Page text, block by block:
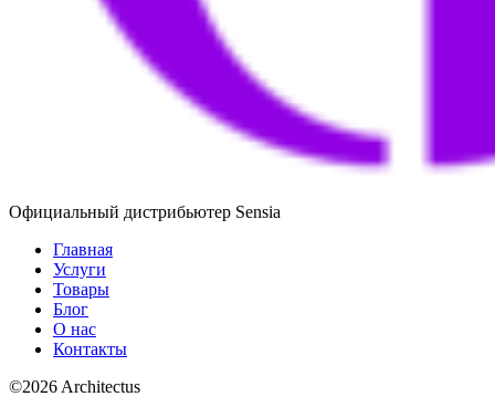
Официальный дистрибьютер Sensia
Главная
Услуги
Товары
Блог
О нас
Контакты
©2026 Architectus